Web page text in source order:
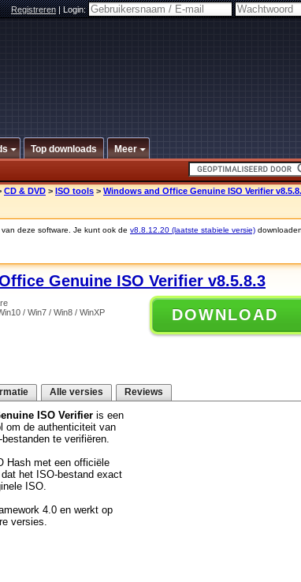
Registreren|Login:
Top downloads Meer
CD & DVD > ISO tools > Windows and Office Genuine ISO Verifier
deze software. Je kunt ook de v8.8.12.20 (laatste stabiele versie) downloaden.
Genuine ISO Verifier v8.5.8.3
/ Win7 / Win8 / WinXP
DOWNLOAD
Alle versies Reviews
ISO Verifier is een
om de authenticiteit van
te verifiëren.
Hash met een officiële
het ISO-bestand exact
ISO.
4.0 en werkt op
versies.